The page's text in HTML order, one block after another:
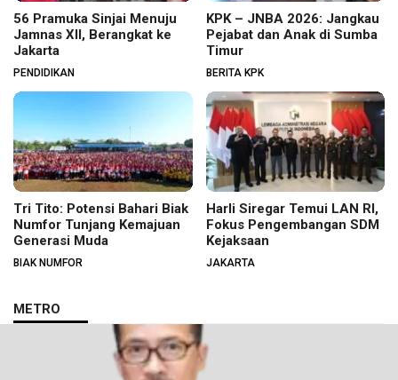
56 Pramuka Sinjai Menuju
Jamnas XII, Berangkat ke
Jakarta
PENDIDIKAN
KPK – JNBA 2026: Jangkau
Pejabat dan Anak di Sumba
Timur
BERITA KPK
Tri Tito: Potensi Bahari Biak
Numfor Tunjang Kemajuan
Generasi Muda
BIAK NUMFOR
Harli Siregar Temui LAN RI,
Fokus Pengembangan SDM
Kejaksaan
JAKARTA
METRO